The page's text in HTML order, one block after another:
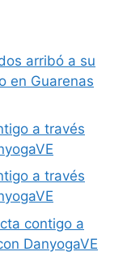
arribó a su
en Guarenas
a través
a través
contigo a
DanyogaVE